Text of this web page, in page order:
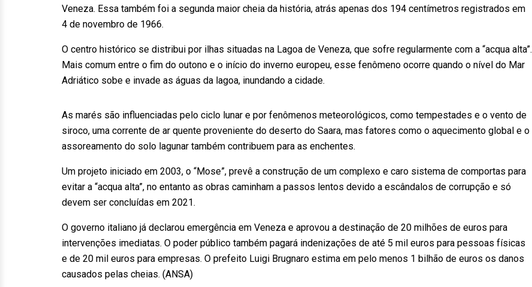
Veneza. Essa também foi a segunda maior cheia da história, atrás apenas dos 194 centímetros registrados em
4 de novembro de 1966.
O centro histórico se distribui por ilhas situadas na Lagoa de Veneza, que sofre regularmente com a “acqua alta”.
Mais comum entre o fim do outono e o início do inverno europeu, esse fenômeno ocorre quando o nível do Mar
Adriático sobe e invade as águas da lagoa, inundando a cidade.
As marés são influenciadas pelo ciclo lunar e por fenômenos meteorológicos, como tempestades e o vento de
siroco, uma corrente de ar quente proveniente do deserto do Saara, mas fatores como o aquecimento global e o
assoreamento do solo lagunar também contribuem para as enchentes.
Um projeto iniciado em 2003, o “Mose”, prevê a construção de um complexo e caro sistema de comportas para
evitar a “acqua alta”, no entanto as obras caminham a passos lentos devido a escândalos de corrupção e só
devem ser concluídas em 2021.
O governo italiano já declarou emergência em Veneza e aprovou a destinação de 20 milhões de euros para
intervenções imediatas. O poder público também pagará indenizações de até 5 mil euros para pessoas físicas
e de 20 mil euros para empresas. O prefeito Luigi Brugnaro estima em pelo menos 1 bilhão de euros os danos
causados pelas cheias. (ANSA)